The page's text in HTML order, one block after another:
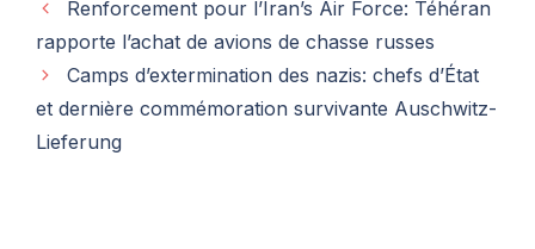
Renforcement pour l’Iran’s Air Force: Téhéran
rapporte l’achat de avions de chasse russes
Camps d’extermination des nazis: chefs d’État
et dernière commémoration survivante Auschwitz-
Lieferung